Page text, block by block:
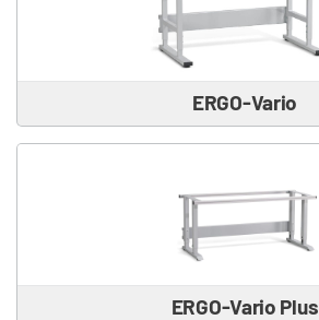
ERGO-Vario
ERGO-Vario Plus